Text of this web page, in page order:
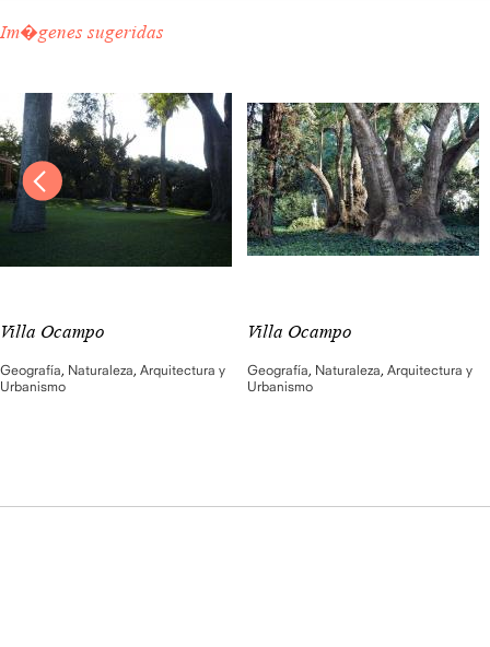
Im�genes sugeridas
Villa Ocampo
Geografía, Naturaleza, Arquitectura y
Urbanismo
Villa Ocampo
Geografía, Naturaleza, Arquitectura y
Urbanismo